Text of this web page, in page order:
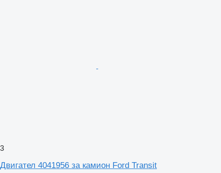
3
Двигател 4041956 за камион Ford Transit